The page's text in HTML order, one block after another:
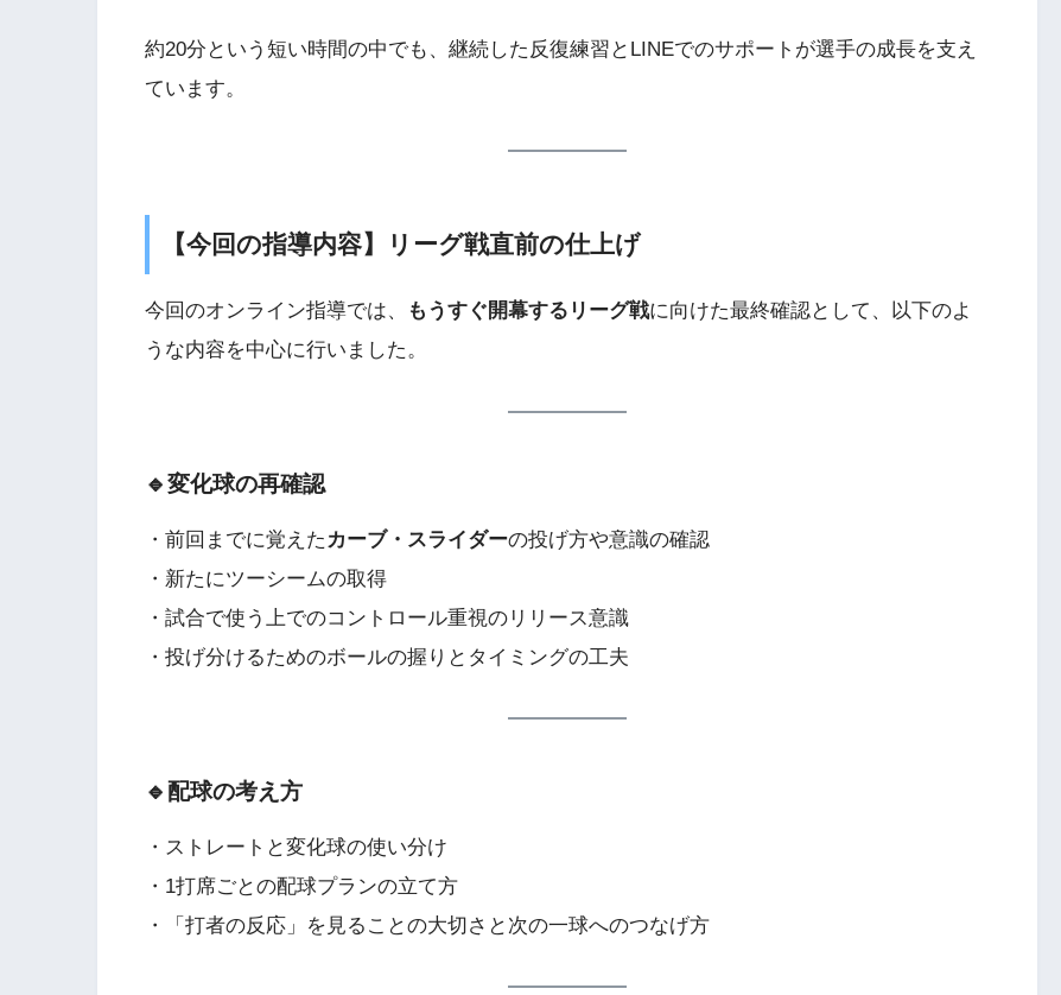
約20分という短い時間の中でも、継続した反復練習とLINEでのサポートが選手の成長を支え
ています。
【今回の指導内容】リーグ戦直前の仕上げ
今回のオンライン指導では、 もうすぐ開幕するリーグ戦に向けた最終確認として、以下のよ
うな内容を中心に行いました。
🔹変化球の再確認
・前回までに覚えた カーブ・スライダーの投げ方や意識の確認
・新たにツーシームの取得
・試合で使う上でのコントロール重視のリリース意識
・投げ分けるためのボールの握りとタイミングの工夫
🔹配球の考え方
・ストレートと変化球の使い分け
・1打席ごとの配球プランの立て方
・「打者の反応」を見ることの大切さと次の一球へのつなげ方